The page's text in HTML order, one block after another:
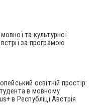
та культурної
за програмою
освітній простір:
в мовному
в Республіці Австрія